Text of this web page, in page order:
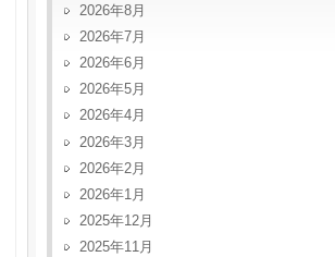
2026年8月
2026年7月
2026年6月
2026年5月
2026年4月
2026年3月
2026年2月
2026年1月
2025年12月
2025年11月